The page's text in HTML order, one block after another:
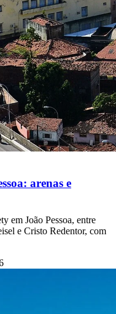
arenas e
em João Pessoa, entre
e Cristo Redentor, com